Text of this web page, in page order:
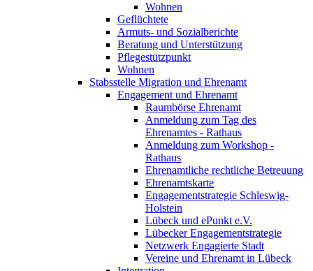
Wohnen
Geflüchtete
Armuts- und Sozialberichte
Beratung und Unterstützung
Pflegestützpunkt
Wohnen
Stabsstelle Migration und Ehrenamt
Engagement und Ehrenamt
Raumbörse Ehrenamt
Anmeldung zum Tag des
Ehrenamtes - Rathaus
Anmeldung zum Workshop -
Rathaus
Ehrenamtliche rechtliche Betreuung
Ehrenamtskarte
Engagementstrategie Schleswig-
Holstein
Lübeck und ePunkt e.V.
Lübecker Engagementstrategie
Netzwerk Engagierte Stadt
Vereine und Ehrenamt in Lübeck